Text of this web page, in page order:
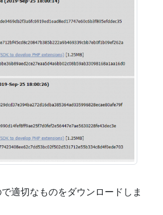
適切なものをダウンロードしま